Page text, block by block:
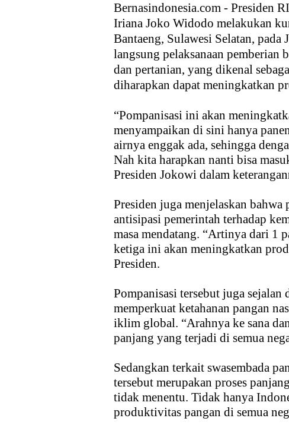
Bernasindonesia.com - Presiden
Iriana Joko Widodo melakukan
Bantaeng, Sulawesi Selatan,
langsung pelaksanaan pemberian
dan pertanian, yang dikenal
diharapkan dapat meningkatkan
“Pompanisasi ini akan
menyampaikan di sini hanya
airnya enggak ada, sehingga
Nah kita harapkan nanti bisa
Presiden Jokowi dalam
Presiden juga menjelaskan
antisipasi pemerintah terhadap
masa mendatang. “Artinya dari 1
ketiga ini akan meningkatkan
Presiden.
Pompanisasi tersebut juga
memperkuat ketahanan pangan
iklim global. “Arahnya ke sana
panjang yang terjadi di semua
Sedangkan terkait swasembada
tersebut merupakan proses
tidak menentu. Tidak hanya
produktivitas pangan di semua